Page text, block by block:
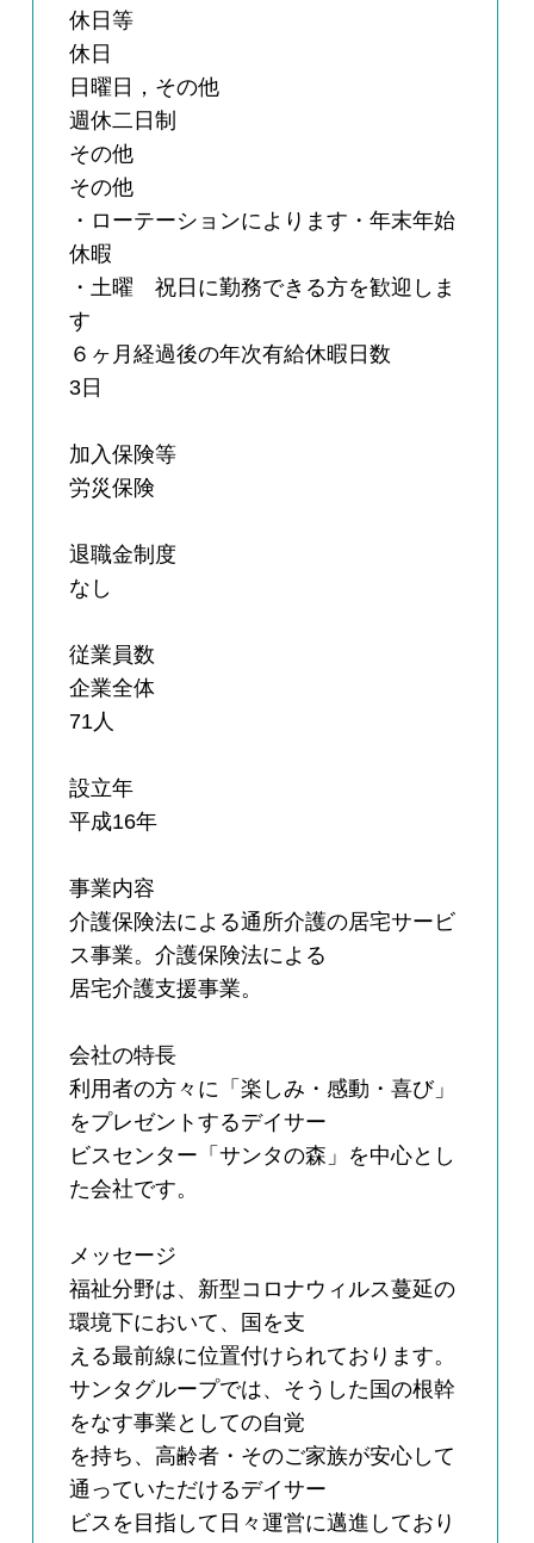
休日等
休日
日曜日，その他
週休二日制
その他
その他
・ローテーションによります・年末年始
休暇
・土曜 祝日に勤務できる方を歓迎しま
す
６ヶ月経過後の年次有給休暇日数
3日
加入保険等
労災保険
退職金制度
なし
従業員数
企業全体
71人
設立年
平成16年
事業内容
介護保険法による通所介護の居宅サービ
ス事業。介護保険法による
居宅介護支援事業。
会社の特長
利用者の方々に「楽しみ・感動・喜び」
をプレゼントするデイサー
ビスセンター「サンタの森」を中心とし
た会社です。
メッセージ
福祉分野は、新型コロナウィルス蔓延の
環境下において、国を支
える最前線に位置付けられております。
サンタグループでは、そうした国の根幹
をなす事業としての自覚
を持ち、高齢者・そのご家族が安心して
通っていただけるデイサー
ビスを目指して日々運営に邁進しており